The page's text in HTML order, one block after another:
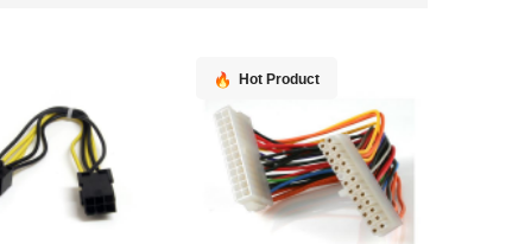
Hot Product